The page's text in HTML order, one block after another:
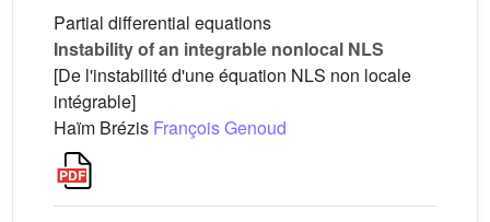
Partial differential equations
Instability of an integrable nonlocal NLS
[De l'instabilité d'une équation NLS non locale
intégrable]
Haïm Brézis François Genoud